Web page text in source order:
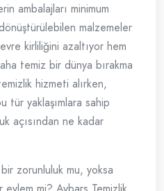
ambalajları minimum
malzemeler
kirliliğini azaltıyor hem
temiz bir dünya bırakma
hizmeti alırken,
tür yaklaşımlara sahip
açısından ne kadar
zorunluluk mu, yoksa